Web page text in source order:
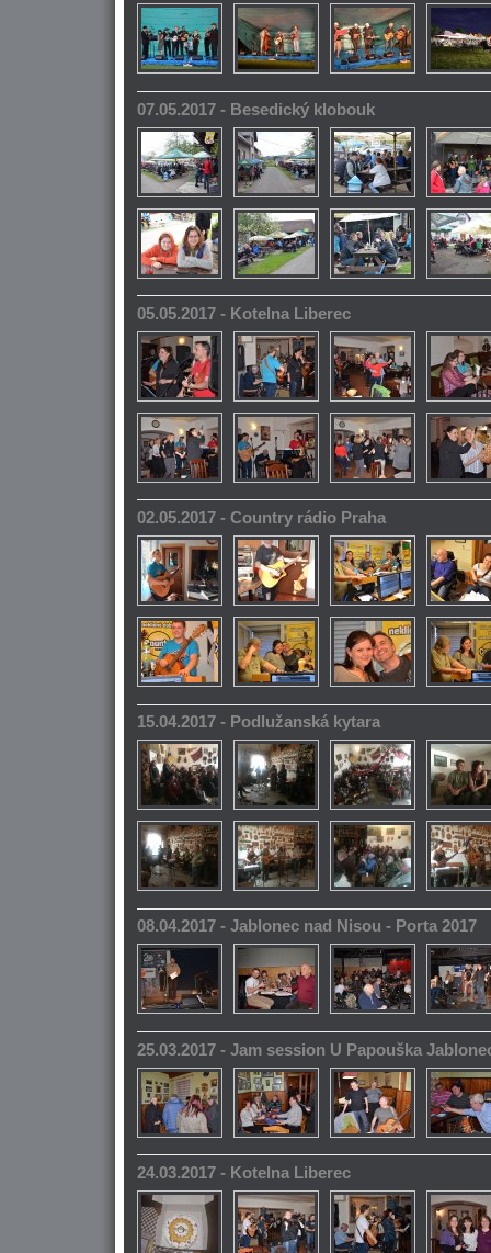
07.05.2017 - Besedický klobouk
05.05.2017 - Kotelna Liberec
02.05.2017 - Country rádio Praha
15.04.2017 - Podlužanská kytara
08.04.2017 - Jablonec nad Nisou - Porta 2017
25.03.2017 - Jam session U Papouška
24.03.2017 - Kotelna Liberec